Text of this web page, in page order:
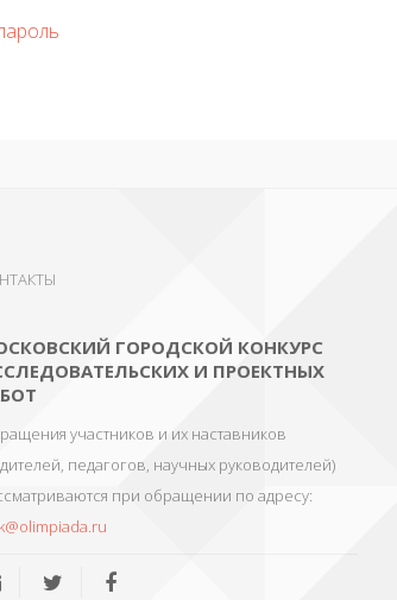
ГОРОДСКОЙ КОНКУРС
И ПРОЕКТНЫХ
участников и их наставников
педагогов, научных руководителей)
при обращении по адресу: